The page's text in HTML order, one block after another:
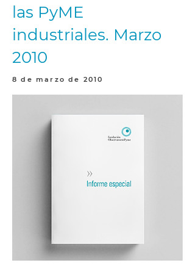
las PyME
industriales. Marzo
2010
8 de marzo de 2010